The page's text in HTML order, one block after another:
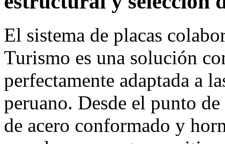
El sistema de placas
Turismo es una solución
perfectamente adaptada a
peruano. Desde el punto
de acero conformado y